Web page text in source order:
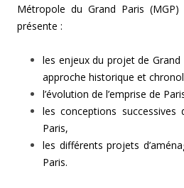
Métropole du Grand Paris
présente :
les enjeux du projet de
approche historique et
l’évolution de l’emprise de
les conceptions
Paris,
les différents projets
Paris.